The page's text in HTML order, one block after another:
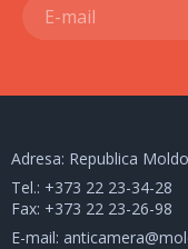
Adresa: Republica
Tel.: +373 22 23-34-28
Fax: +373 22 23-26-98
E-mail: